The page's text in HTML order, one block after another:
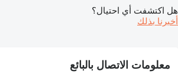
هل اكتشفت أي احتيال؟
أخبرنا بذلك
معلومات الاتصال بالبائع